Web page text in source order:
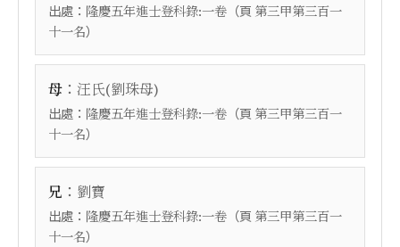
出處： 隆慶五年進士登科錄:一卷 （頁 第三甲第三百一
十一名）
母 ： 汪氏(劉珠母)
出處： 隆慶五年進士登科錄:一卷 （頁 第三甲第三百一
十一名）
兄 ： 劉寶
出處： 隆慶五年進士登科錄:一卷 （頁 第三甲第三百一
十一名）